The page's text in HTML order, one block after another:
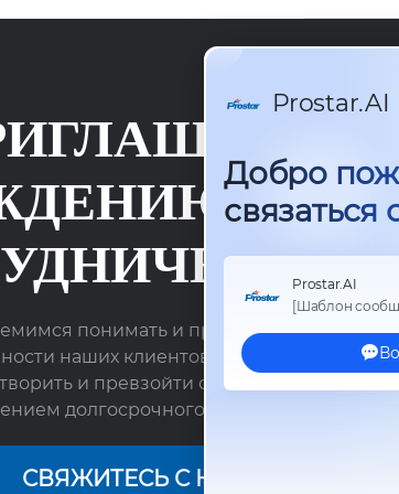
понимать и предвосхищать
наших клиентов. Мы используем
и превзойти ожидания клиентов,
долгосрочного сотрудничества с
СВЯЖИТЕСЬ С НАМИ